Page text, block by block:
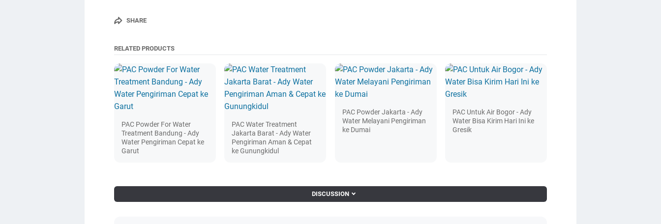
SHARE
RELATED PRODUCTS
PAC Powder For Water
Treatment Bandung - Ady
Water Pengiriman Cepat ke
Garut
PAC Water Treatment
Jakarta Barat - Ady Water
Pengiriman Aman & Cepat
ke Gunungkidul
PAC Powder Jakarta - Ady
Water Melayani Pengiriman
ke Dumai
PAC Untuk Air Bogor - Ady
Water Bisa Kirim Hari Ini ke
Gresik
DISCUSSION